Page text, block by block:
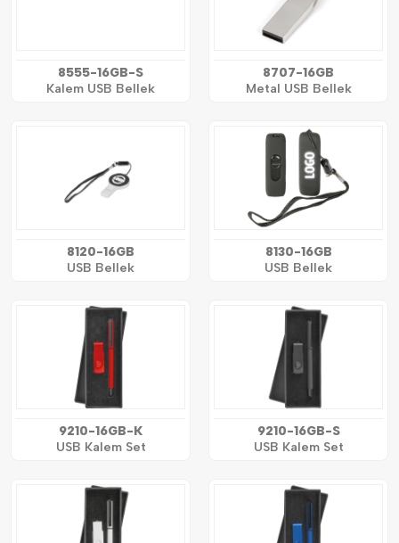
8555-16GB-S
Kalem USB Bellek
8707-16GB
Metal USB Bellek
8120-16GB
USB Bellek
8130-16GB
USB Bellek
9210-16GB-K
USB Kalem Set
9210-16GB-S
USB Kalem Set